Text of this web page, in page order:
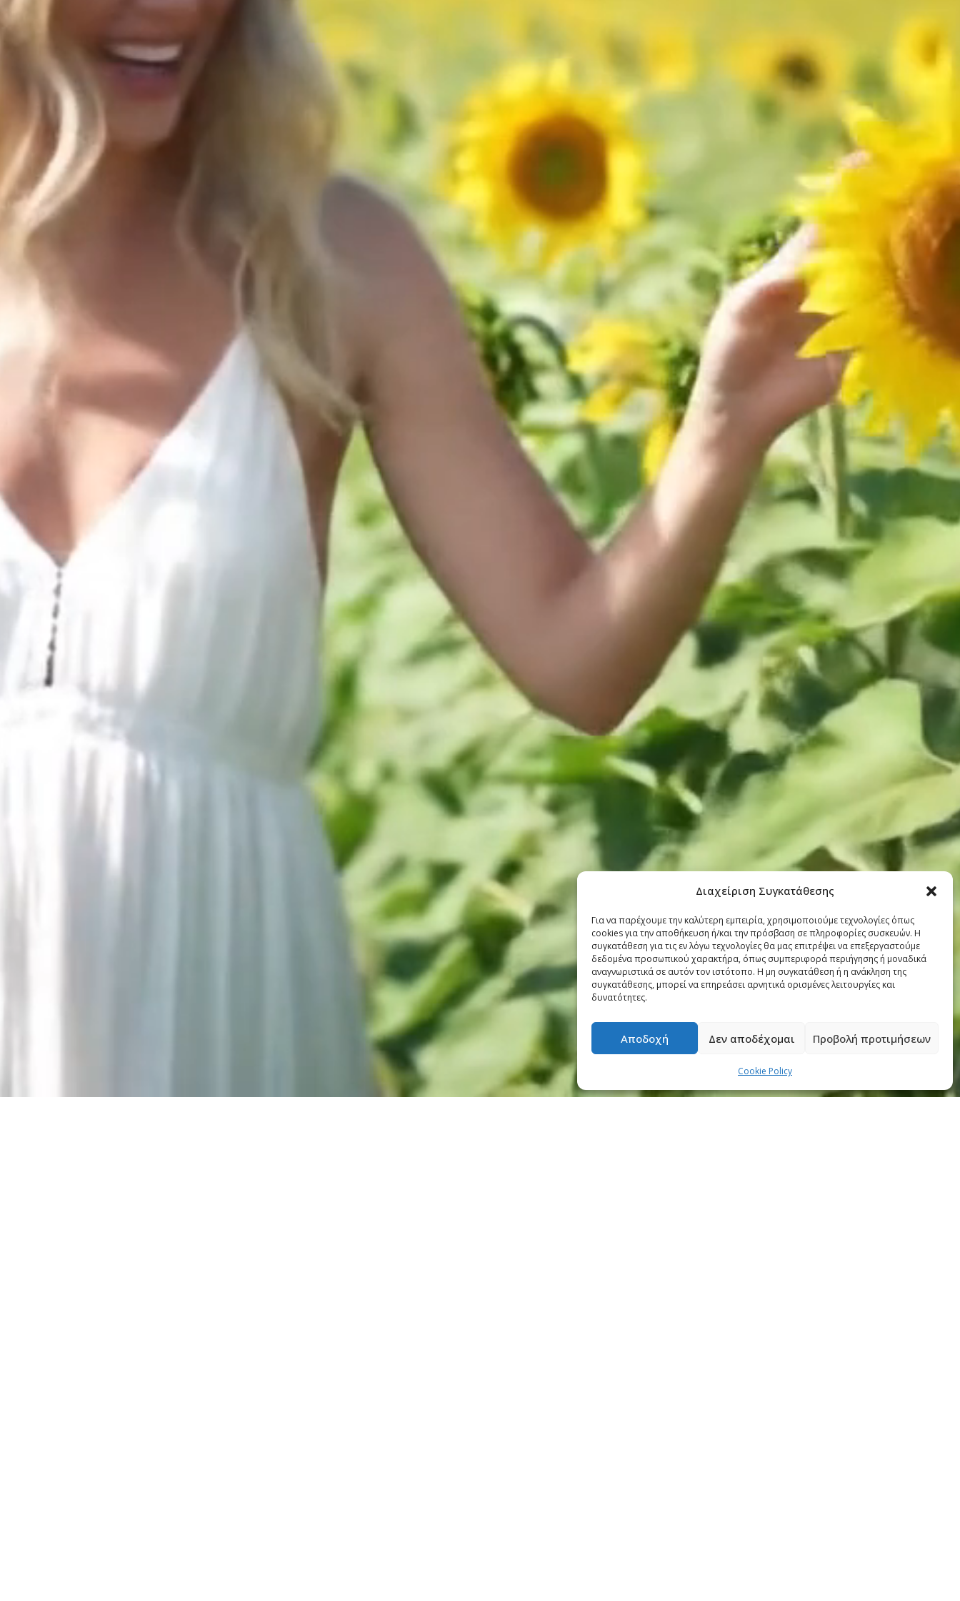
Διαχείριση Συγκατάθεσης
Για να παρέχουμε την καλύτερη εμπειρία, χρησιμοποιούμε τεχνολογίες όπως
cookies για την αποθήκευση ή/και την πρόσβαση σε πληροφορίες συσκευών. Η
συγκατάθεση για τις εν λόγω τεχνολογίες θα μας επιτρέψει να επεξεργαστούμε
δεδομένα προσωπικού χαρακτήρα, όπως συμπεριφορά περιήγησης ή μοναδικά
αναγνωριστικά σε αυτόν τον ιστότοπο. Η μη συγκατάθεση ή η ανάκληση της
συγκατάθεσης, μπορεί να επηρεάσει αρνητικά ορισμένες λειτουργίες και
δυνατότητες.
Αποδοχή Δεν αποδέχομαι Προβολή προτιμήσεων
Cookie Policy